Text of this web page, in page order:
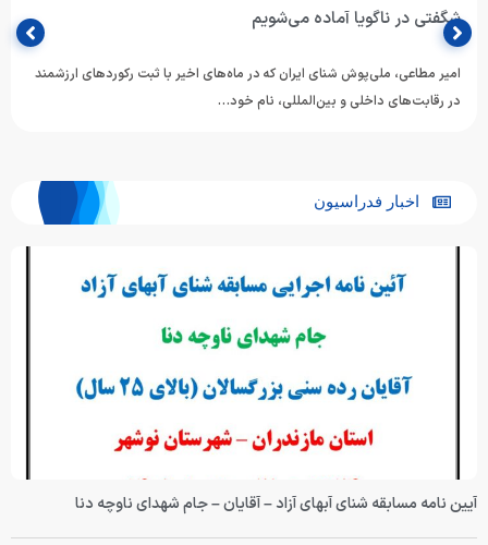
شگفتی در ناگویا آماده می‌شویم
امیر مطاعی، ملی‌پوش شنای ایران که در ماه‌های اخیر با ثبت رکوردهای ارزشمند
در رقابت‌های داخلی و بین‌المللی، نام خود…
اخبار فدراسیون
آیین نامه مسابقه شنای آبهای آزاد – آقایان – جام شهدای ناوچه دنا